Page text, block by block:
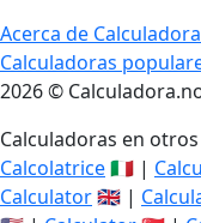
Acerca de
Calculadoras
2026 ©
Calculadoras en
Calcolatrice🇮🇹 |
Calculator🇬🇧 |